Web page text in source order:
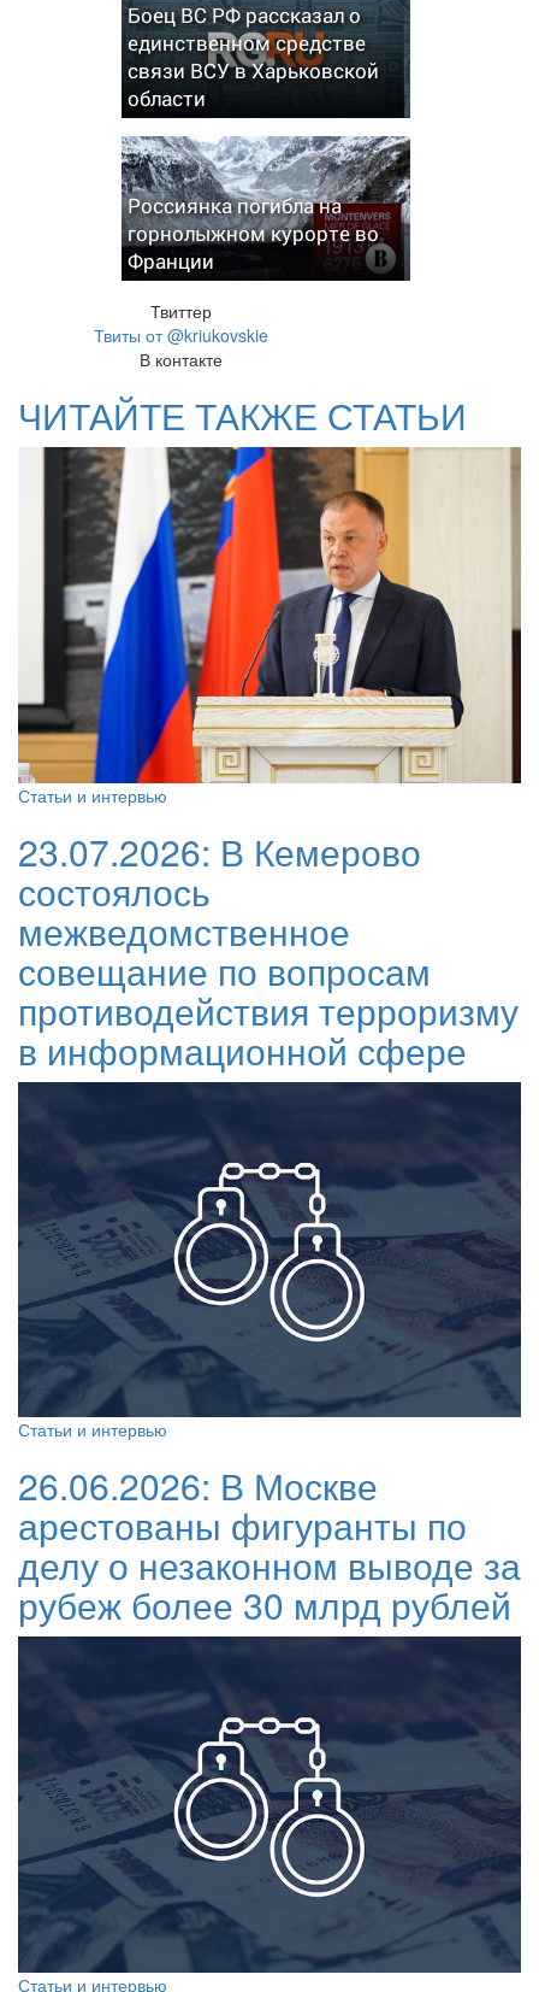
Боец ВС РФ рассказал о
единственном средстве
связи ВСУ в Харьковской
области
Россиянка погибла на
горнолыжном курорте во
Франции
Твиттер
Твиты от @kriukovskie
В контакте
ЧИТАЙТЕ ТАКЖЕ СТАТЬИ
Статьи и интервью
23.07.2026: В Кемерово
состоялось
межведомственное
совещание по вопросам
противодействия терроризму
в информационной сфере
Статьи и интервью
26.06.2026: В Москве
арестованы фигуранты по
делу о незаконном выводе за
рубеж более 30 млрд рублей
Статьи и интервью